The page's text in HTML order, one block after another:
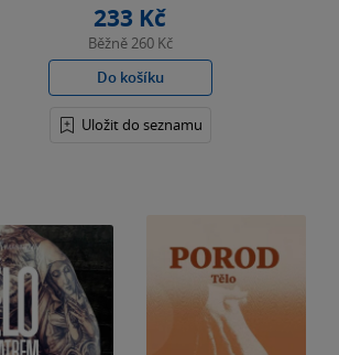
233 Kč
Běžně 260 Kč
Do košíku
Uložit do seznamu